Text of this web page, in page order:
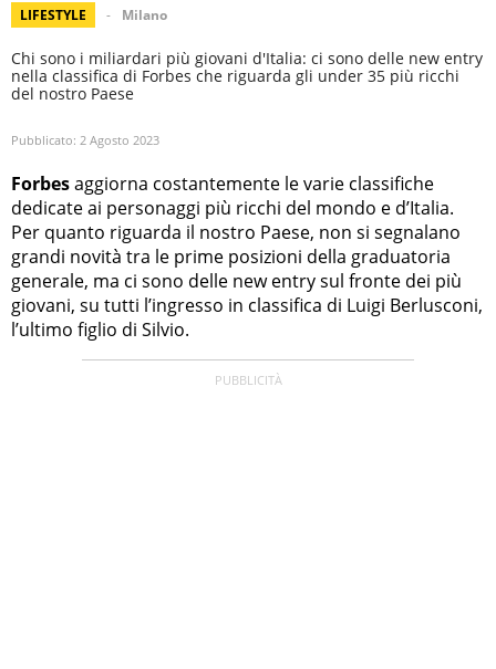
LIFESTYLE Milano
Chi sono i miliardari più giovani d'Italia: ci sono delle new entry
nella classifica di Forbes che riguarda gli under 35 più ricchi
del nostro Paese
Pubblicato: 2 Agosto 2023
Forbesaggiorna costantemente le varie classifiche
dedicate ai personaggi più ricchi del mondo e d’Italia.
Per quanto riguarda il nostro Paese, non si segnalano
grandi novità tra le prime posizioni della graduatoria
generale, ma ci sono delle new entry sul fronte dei più
giovani, su tutti l’ingresso in classifica di Luigi Berlusconi,
l’ultimo figlio di Silvio.